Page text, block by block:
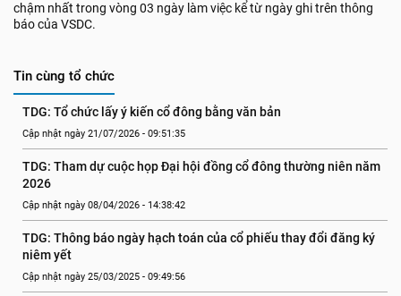
chậm nhất trong vòng 03 ngày làm việc kể từ ngày ghi trên thông
báo của VSDC.
Tin cùng tổ chức
TDG: Tổ chức lấy ý kiến cổ đông bằng văn bản
Cập nhật ngày 21/07/2026 - 09:51:35
TDG: Tham dự cuộc họp Đại hội đồng cổ đông thường niên năm
2026
Cập nhật ngày 08/04/2026 - 14:38:42
TDG: Thông báo ngày hạch toán của cổ phiếu thay đổi đăng ký
niêm yết
Cập nhật ngày 25/03/2025 - 09:49:56